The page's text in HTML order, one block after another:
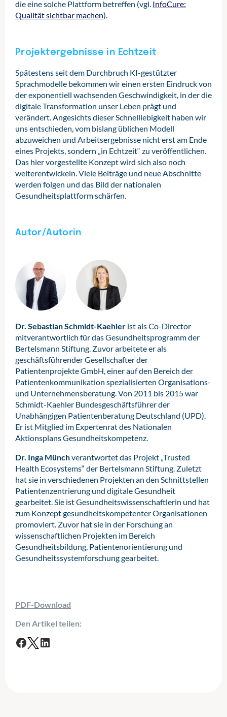
die eine solche Plattform betreffen (vgl. InfoCure:
Qualität sichtbar machen).
Projektergebnisse in Echtzeit
Spätestens seit dem Durchbruch KI-gestützter
Sprachmodelle bekommen wir einen ersten Eindruck von
der exponentiell wachsenden Geschwindigkeit, in der die
digitale Transformation unser Leben prägt und
verändert. Angesichts dieser Schnelllebigkeit haben wir
uns entschieden, vom bislang üblichen Modell
abzuweichen und Arbeitsergebnisse nicht erst am Ende
eines Projekts, sondern „in Echtzeit“ zu veröffentlichen.
Das hier vorgestellte Konzept wird sich also noch
weiterentwickeln. Viele Beiträge und neue Abschnitte
werden folgen und das Bild der nationalen
Gesundheitsplattform schärfen.
Autor/Autorin
Dr. Sebastian Schmidt-Kaehler ist als Co-Director
mitverantwortlich für das Gesundheitsprogramm der
Bertelsmann Stiftung. Zuvor arbeitete er als
geschäftsführender Gesellschafter der
Patientenprojekte GmbH, einer auf den Bereich der
Patientenkommunikation spezialisierten Organisations-
und Unternehmensberatung. Von 2011 bis 2015 war
Schmidt-Kaehler Bundesgeschäftsführer der
Unabhängigen Patientenberatung Deutschland (UPD).
Er ist Mitglied im Expertenrat des Nationalen
Aktionsplans Gesundheitskompetenz.
Dr. Inga Münchverantwortet das Projekt „Trusted
Health Ecosystems“ der Bertelsmann Stiftung. Zuletzt
hat sie in verschiedenen Projekten an den Schnittstellen
Patientenzentrierung und digitale Gesundheit
gearbeitet. Sie ist Gesundheitswissenschaftlerin und hat
zum Konzept gesundheitskompetenter Organisationen
promoviert. Zuvor hat sie in der Forschung an
wissenschaftlichen Projekten im Bereich
Gesundheitsbildung, Patientenorientierung und
Gesundheitssystemforschung gearbeitet.
PDF-Download
Den Artikel teilen: